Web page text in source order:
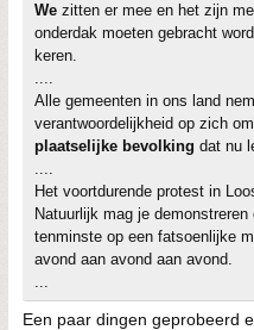
We zitten er mee en het zijn
onderdak moeten gebracht
keren.
....
Alle gemeenten in ons land
verantwoordelijkheid op zich
plaatselijke bevolking dat nu
....
Het voortdurende protest in
Natuurlijk mag je
tenminste op een fatsoenlijke
avond aan avond aan avond.
...
Een paar dingen geprobeerd